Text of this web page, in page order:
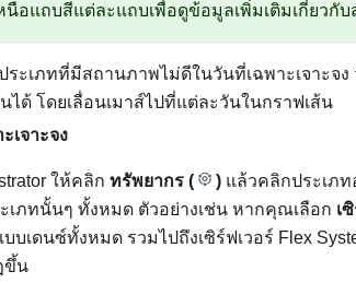
หนือแถบสีแต่ละแถบเพื่อดูข้อมูลเพิ่มเติมเกี่ยวกั
ะเภทที่มีสถานภาพไม่ดีในวันที่เฉพาะเจาะจง
ด้ โดยเลื่อนเมาส์ไปที่แต่ละวันในกราฟเส้น
เจาะจง
ให้คลิก ทรัพยากร ( ) แล้วคลิกประเภ
เภทนั้นๆ ทั้งหมด ตัวอย่างเช่น หากคุณเลือก เ
บเดนซ์ทั้งหมด รวมไปถึงเซิร์ฟเวอร์ Flex
ขึ้น